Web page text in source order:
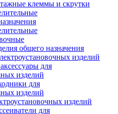
клеммы и скрутки
общего назначения
изделий
для
изделий
для
изделий
изделий
для